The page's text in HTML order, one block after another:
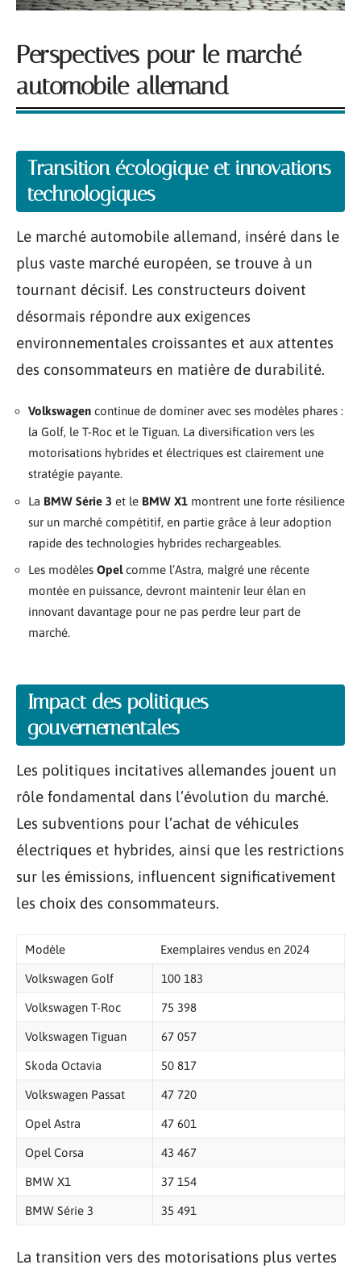
Perspectives pour le marché
automobile allemand
Transition écologique et innovations
technologiques
Le marché automobile allemand, inséré dans le
plus vaste marché européen, se trouve à un
tournant décisif. Les constructeurs doivent
désormais répondre aux exigences
environnementales croissantes et aux attentes
des consommateurs en matière de durabilité.
Volkswagen continue de dominer avec ses modèles phares :
la Golf, le T-Roc et le Tiguan. La diversification vers les
motorisations hybrides et électriques est clairement une
stratégie payante.
La BMW Série 3 et le BMW X1 montrent une forte résilience
sur un marché compétitif, en partie grâce à leur adoption
rapide des technologies hybrides rechargeables.
Les modèles Opelcomme l’Astra, malgré une récente
montée en puissance, devront maintenir leur élan en
innovant davantage pour ne pas perdre leur part de
marché.
Impact des politiques
gouvernementales
Les politiques incitatives allemandes jouent un
rôle fondamental dans l’évolution du marché.
Les subventions pour l’achat de véhicules
électriques et hybrides, ainsi que les restrictions
sur les émissions, influencent significativement
les choix des consommateurs.
Modèle Exemplaires vendus en 2024
Volkswagen Golf 100 183
Volkswagen T-Roc 75 398
Volkswagen Tiguan 67 057
Skoda Octavia 50 817
Volkswagen Passat 47 720
Opel Astra 47 601
Opel Corsa 43 467
BMW X1 37 154
BMW Série 3 35 491
La transition vers des motorisations plus vertes